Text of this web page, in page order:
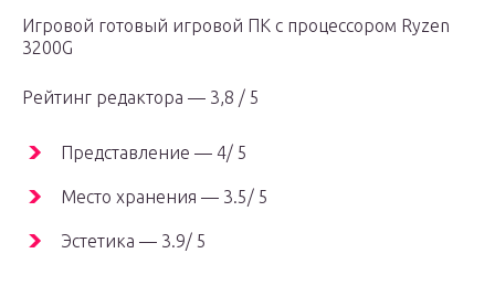
Игровой готовый игровой ПК с процессором Ryzen
3200G
Рейтинг редактора — 3,8 / 5
Представление — 4/ 5
Место хранения — 3.5/ 5
Эстетика — 3.9/ 5